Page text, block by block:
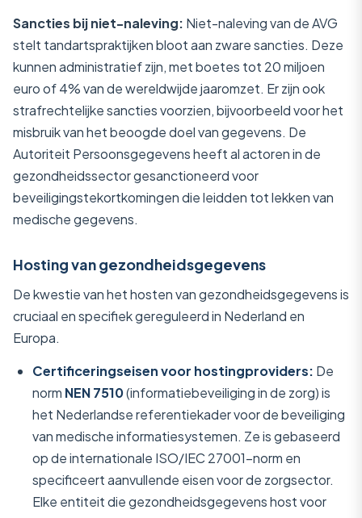
Sancties bij niet-naleving: Niet-naleving van de AVG
stelt tandartspraktijken bloot aan zware sancties. Deze
kunnen administratief zijn, met boetes tot 20 miljoen
euro of 4% van de wereldwijde jaaromzet. Er zijn ook
strafrechtelijke sancties voorzien, bijvoorbeeld voor het
misbruik van het beoogde doel van gegevens. De
Autoriteit Persoonsgegevens heeft al actoren in de
gezondheidssector gesanctioneerd voor
beveiligingstekortkomingen die leidden tot lekken van
medische gegevens.
Hosting van gezondheidsgegevens
De kwestie van het hosten van gezondheidsgegevens is
cruciaal en specifiek gereguleerd in Nederland en
Europa.
Certificeringseisen voor hostingproviders: De
norm NEN 7510(informatiebeveiliging in de zorg) is
het Nederlandse referentiekader voor de beveiliging
van medische informatiesystemen. Ze is gebaseerd
op de internationale ISO/IEC 27001-norm en
specificeert aanvullende eisen voor de zorgsector.
Elke entiteit die gezondheidsgegevens host voor